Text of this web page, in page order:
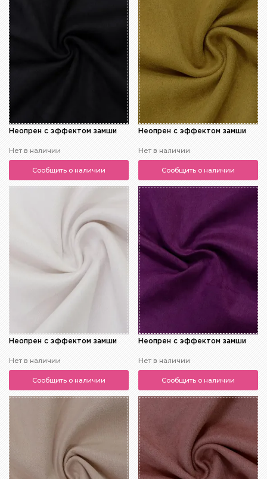
Неопрен с эффектом замши
Нет в наличии
Сообщить о наличии
Неопрен с эффектом замши
Нет в наличии
Сообщить о наличии
Неопрен с эффектом замши
Нет в наличии
Сообщить о наличии
Неопрен с эффектом замши
Нет в наличии
Сообщить о наличии